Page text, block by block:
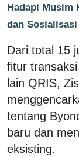
Hadapi Musim
dan
Dari total 15
fitur
lain QRIS,
tentang
baru dan
eksisting.